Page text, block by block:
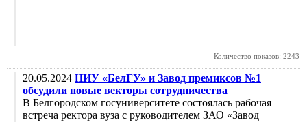
Количество показов: 2243
20.05.2024 НИУ «БелГУ» и Завод премиксов №1
обсудили новые векторы сотрудничества
В Белгородском госуниверситете состоялась рабочая
встреча ректора вуза с руководителем ЗАО «Завод